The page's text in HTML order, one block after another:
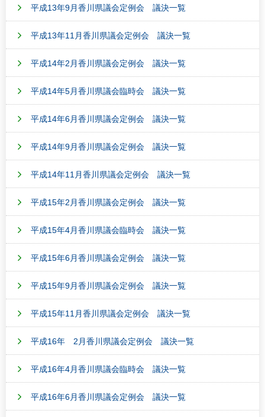
平成13年9月香川県議会定例会 議決一覧
平成13年11月香川県議会定例会 議決一覧
平成14年2月香川県議会定例会 議決一覧
平成14年5月香川県議会臨時会 議決一覧
平成14年6月香川県議会定例会 議決一覧
平成14年9月香川県議会定例会 議決一覧
平成14年11月香川県議会定例会 議決一覧
平成15年2月香川県議会定例会 議決一覧
平成15年4月香川県議会臨時会 議決一覧
平成15年6月香川県議会定例会 議決一覧
平成15年9月香川県議会定例会 議決一覧
平成15年11月香川県議会定例会 議決一覧
平成16年 2月香川県議会定例会 議決一覧
平成16年4月香川県議会臨時会 議決一覧
平成16年6月香川県議会定例会 議決一覧